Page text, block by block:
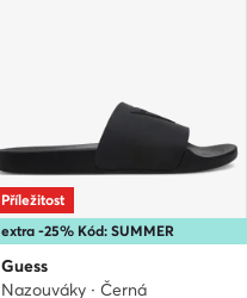
extra -25% Kód: SUMMER
Příležitost
Guess
Nazouváky · Černá